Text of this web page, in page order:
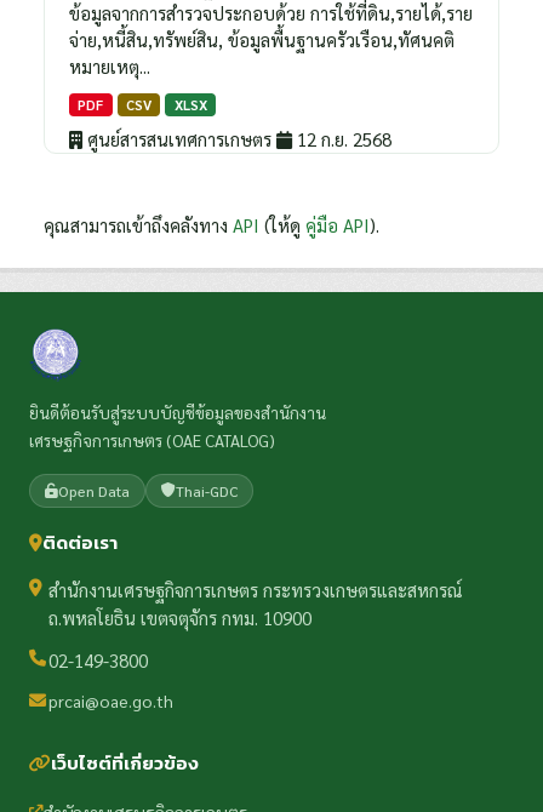
ข้อมูลจากการสำรวจประกอบด้วย การใช้ที่ดิน,รายได้,ราย
จ่าย,หนี้สิน,ทรัพย์สิน, ข้อมูลพื้นฐานครัวเรือน,ทัศนคติ
หมายเหตุ...
PDF CSV XLSX
ศูนย์สารสนเทศการเกษตร 12 ก.ย. 2568
คุณสามารถเข้าถึงคลังทาง API (ให้ดู คู่มือ API).
ยินดีต้อนรับสู่ระบบบัญชีข้อมูลของสำนักงาน
เศรษฐกิจการเกษตร (OAE CATALOG)
Open Data Thai-GDC
ติดต่อเรา
สำนักงานเศรษฐกิจการเกษตร กระทรวงเกษตรและสหกรณ์
ถ.พหลโยธิน เขตจตุจักร กทม. 10900
02-149-3800
prcai@oae.go.th
เว็บไซต์ที่เกี่ยวข้อง